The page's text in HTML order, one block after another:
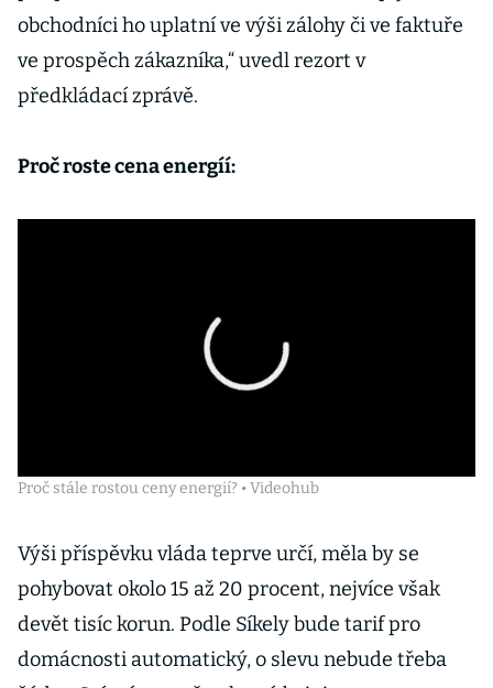
obchodníci ho uplatní ve výši zálohy či ve faktuře
ve prospěch zákazníka,“ uvedl rezort v
předkládací zprávě.
Proč roste cena energíí:
Proč stále rostou ceny energií? • Videohub
Výši příspěvku vláda teprve určí, měla by se
pohybovat okolo 15 až 20 procent, nejvíce však
devět tisíc korun. Podle Síkely bude tarif pro
domácnosti automatický, o slevu nebude třeba